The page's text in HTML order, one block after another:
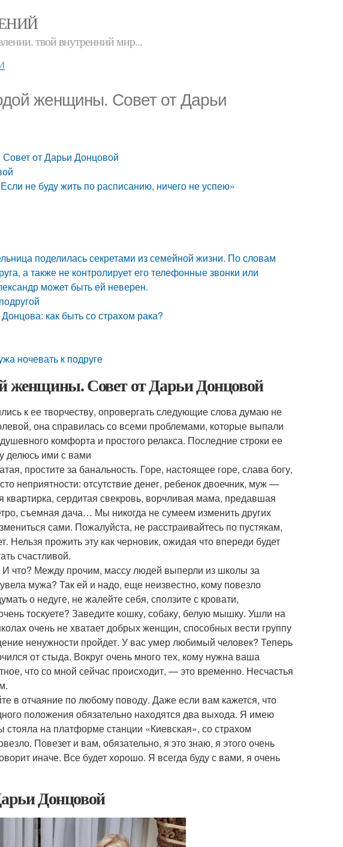
твой внутренний мир...
женщины. Совет от Дарьи
от Дарьи Донцовой
не буду жить по расписанию, ничего не успею»
поделилась секретами из семейной жизни. По словам
а также не контролирует его телефонные звонки или
может быть ей неверен.
как быть со страхом рака?
ночевать к подруге
женщины. Совет от Дарьи Донцовой
к ее творчеству, опровергать следующие слова думаю не
она справилась со всеми проблемами, которые выпали
комфорта и простого релакса. Последние строки ее
делюсь ими с вами
простите за банальность. Горе, настоящее горе, слава богу,
неприятности: отсутствие денег, ребенок двоечник, муж —
квартирка, сердитая свекровь, ворчливая мама, предавшая
съемная дача… Мы никогда не сумеем изменить других
сами. Пожалуйста, не расстраивайтесь по пустякам,
Нельзя прожить эту как черновик, ожидая что впереди будет
счастливой.
что? Между прочим, массу людей выперли из школы за
мужа? Так ей и надо, еще неизвестно, кому повезло
о недуге, не жалейте себя, сползите с кровати,
тоскуете? Заведите кошку, собаку, белую мышку. Ушли на
очень не хватает добрых женщин, способных вести группу
ненужности пройдет. У вас умер любимый человек? Теперь
от стыда. Вокруг очень много тех, кому нужна ваша
что со мной сейчас происходит, — это временно. Несчастья
в отчаяние по любому поводу. Даже если вам кажется, что
положения обязательно находятся два выхода. Я имею
на платформе станции «Киевская», со страхом
Повезет и вам, обязательно, я это знаю, я этого очень
иначе. Все будет хорошо. Я всегда буду с вами, я очень
Донцовой